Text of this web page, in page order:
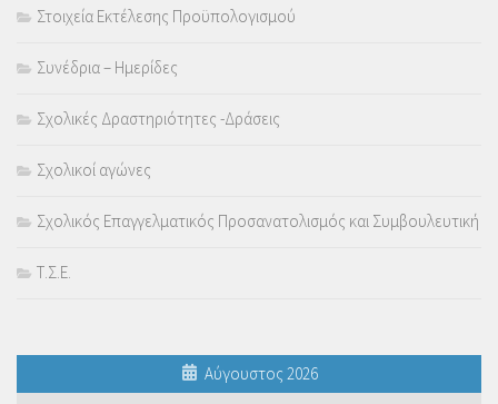
Στοιχεία Εκτέλεσης Προϋπολογισμού
Συνέδρια – Ημερίδες
Σχολικές Δραστηριότητες -Δράσεις
Σχολικοί αγώνες
Σχολικός Επαγγελματικός Προσανατολισμός και Συμβουλευτική
Τ.Σ.Ε.
Αύγουστος 2026